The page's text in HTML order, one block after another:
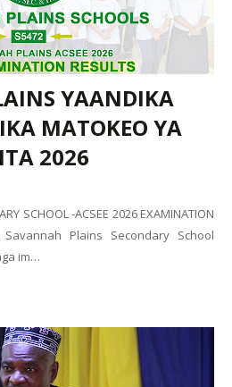
YAANDIKA
MATOKEO YA
2026
SCHOOL -ACSEE 2026 EXAMINATION
Savannah Plains Secondary School
im…